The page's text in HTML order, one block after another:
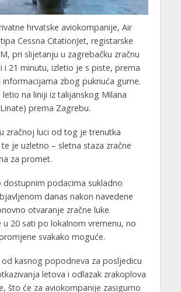
hrvatske aviokompanije, Air
Cessna CitationJet, registarske
pri slijetanju u zagrebačku zračnu
i 21 minutu, izletio je s piste, prema
informacijama zbog puknuća gume.
na liniji iz talijanskog Milana
prema Zagrebu.
zračnoj luci od tog je trenutka
je uzletno – sletna staza zračne
za promet.
dostupnim podacima sukladno
danas nakon navedene
otvaranje zračne luke
u 20 sati po lokalnom vremenu, no
svakako moguće.
kasnog popodneva za posljedicu
letova i odlazak zrakoplova
što će za aviokompanije zasigurno